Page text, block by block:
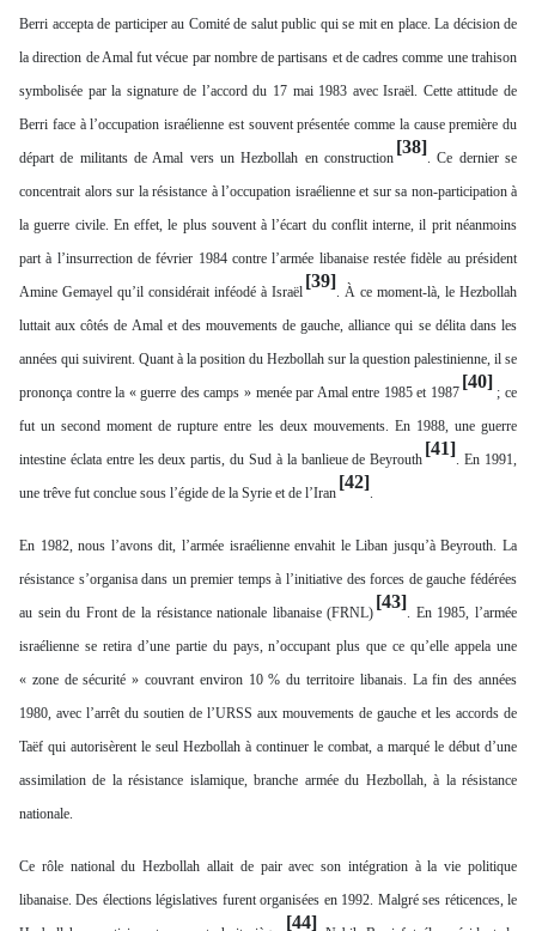
Berri accepta de participer au Comité de salut public qui se mit en place. La décision de
la direction de Amal fut vécue par nombre de partisans et de cadres comme une trahison
symbolisée par la signature de l’accord du 17 mai 1983 avec Israël. Cette attitude de
Berri face à l’occupation israélienne est souvent présentée comme la cause première du
départ de militants de Amal vers un Hezbollah en construction
[38]
. Ce dernier se
concentrait alors sur la résistance à l’occupation israélienne et sur sa non-participation à
la guerre civile. En effet, le plus souvent à l’écart du conflit interne, il prit néanmoins
part à l’insurrection de février 1984 contre l’armée libanaise restée fidèle au président
Amine Gemayel qu’il considérait inféodé à Israël
[39]
. À ce moment-là, le Hezbollah
luttait aux côtés de Amal et des mouvements de gauche, alliance qui se délita dans les
années qui suivirent. Quant à la position du Hezbollah sur la question palestinienne, il se
prononça contre la « guerre des camps » menée par Amal entre 1985 et 1987
[40]
; ce
fut un second moment de rupture entre les deux mouvements. En 1988, une guerre
intestine éclata entre les deux partis, du Sud à la banlieue de Beyrouth
[41]
. En 1991,
une trêve fut conclue sous l’égide de la Syrie et de l’Iran
[42]
.
En 1982, nous l’avons dit, l’armée israélienne envahit le Liban jusqu’à Beyrouth. La
résistance s’organisa dans un premier temps à l’initiative des forces de gauche fédérées
au sein du Front de la résistance nationale libanaise (FRNL)
[43]
. En 1985, l’armée
israélienne se retira d’une partie du pays, n’occupant plus que ce qu’elle appela une
« zone de sécurité » couvrant environ 10 % du territoire libanais. La fin des années
1980, avec l’arrêt du soutien de l’URSS aux mouvements de gauche et les accords de
Taëf qui autorisèrent le seul Hezbollah à continuer le combat, a marqué le début d’une
assimilation de la résistance islamique, branche armée du Hezbollah, à la résistance
nationale.
Ce rôle national du Hezbollah allait de pair avec son intégration à la vie politique
libanaise. Des élections législatives furent organisées en 1992. Malgré ses réticences, le
[44]